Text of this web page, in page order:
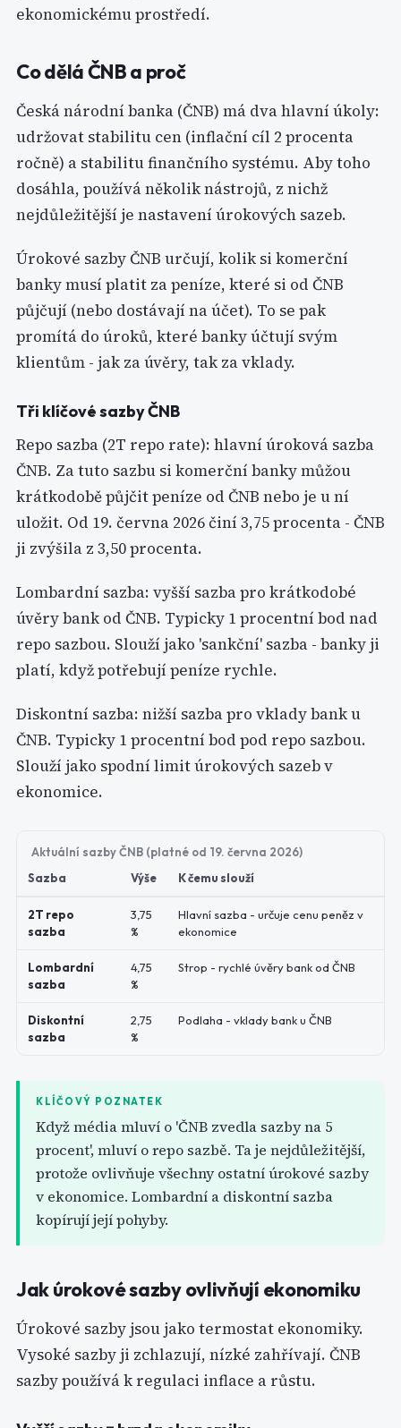
ekonomickému prostředí.
Co dělá ČNB a proč
Česká národní banka (ČNB) má dva hlavní úkoly:
udržovat stabilitu cen (inflační cíl 2 procenta
ročně) a stabilitu finančního systému. Aby toho
dosáhla, používá několik nástrojů, z nichž
nejdůležitější je nastavení úrokových sazeb.
Úrokové sazby ČNB určují, kolik si komerční
banky musí platit za peníze, které si od ČNB
půjčují (nebo dostávají na účet). To se pak
promítá do úroků, které banky účtují svým
klientům - jak za úvěry, tak za vklady.
Tři klíčové sazby ČNB
Repo sazba (2T repo rate): hlavní úroková sazba
ČNB. Za tuto sazbu si komerční banky můžou
krátkodobě půjčit peníze od ČNB nebo je u ní
uložit. Od 19. června 2026 činí 3,75 procenta - ČNB
ji zvýšila z 3,50 procenta.
Lombardní sazba: vyšší sazba pro krátkodobé
úvěry bank od ČNB. Typicky 1 procentní bod nad
repo sazbou. Slouží jako 'sankční' sazba - banky ji
platí, když potřebují peníze rychle.
Diskontní sazba: nižší sazba pro vklady bank u
ČNB. Typicky 1 procentní bod pod repo sazbou.
Slouží jako spodní limit úrokových sazeb v
ekonomice.
Aktuální sazby ČNB (platné od 19. června 2026)
Sazba
Výše K čemu slouží
2T repo
sazba
3,75
%
Hlavní sazba - určuje cenu peněz v
ekonomice
Lombardní
sazba
4,75
%
Strop - rychlé úvěry bank od ČNB
Diskontní
sazba
2,75
%
Podlaha - vklady bank u ČNB
KLÍČOVÝ POZNATEK
Když média mluví o 'ČNB zvedla sazby na 5
procent', mluví o repo sazbě. Ta je nejdůležitější,
protože ovlivňuje všechny ostatní úrokové sazby
v ekonomice. Lombardní a diskontní sazba
kopírují její pohyby.
Jak úrokové sazby ovlivňují ekonomiku
Úrokové sazby jsou jako termostat ekonomiky.
Vysoké sazby ji zchlazují, nízké zahřívají. ČNB
sazby používá k regulaci inflace a růstu.